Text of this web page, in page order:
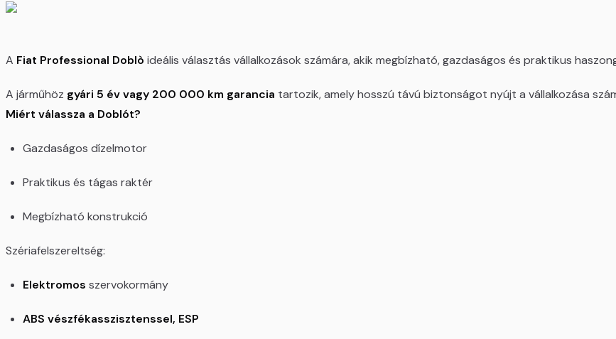
A Fiat Professional Doblò ideális választás vállalkozások számára, akik megbízható, gazdaságos és praktikus
A járműhöz gyári 5 év vagy 200 000 km garancia tartozik, amely hosszú távú biztonságot nyújt a vállalkozása
Miért válassza a Doblót?
Gazdaságos dízelmotor
Praktikus és tágas raktér
Megbízható konstrukció
Szériafelszereltség:
Elektromos szervokormány
ABS vészfékasszisztenssel, ESP